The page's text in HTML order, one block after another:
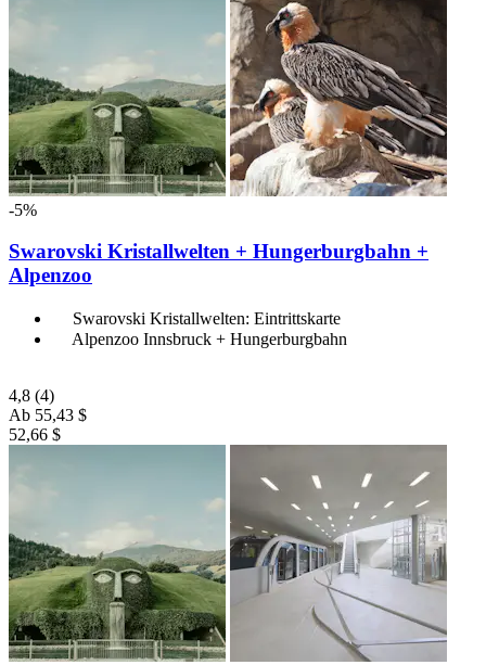
-5%
Swarovski Kristallwelten + Hungerburgbahn +
Alpenzoo
Swarovski Kristallwelten: Eintrittskarte
Alpenzoo Innsbruck + Hungerburgbahn
4,8 (4)
Ab 55,43 $
52,66 $